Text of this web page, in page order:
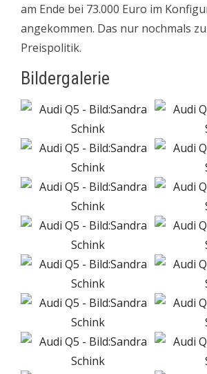
am Ende bei 73.000 Euro im
angekommen. Das nur nochmals
Preispolitik.
Bildergalerie